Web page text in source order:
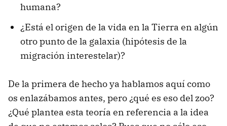
humana?
¿Está el origen de la vida en la Tierra en algún
otro punto de la galaxia (hipótesis de la
migración interestelar)?
De la primera de hecho ya hablamos aquí como
os enlazábamos antes, pero ¿qué es eso del zoo?
¿Qué plantea esta teoría en referencia a la idea